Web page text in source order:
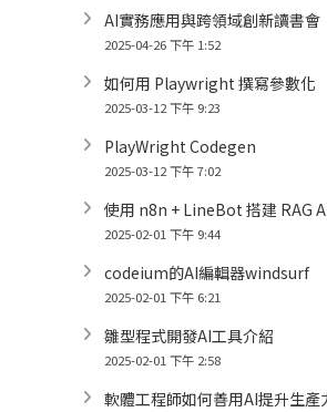
AI實務應用與跨領域創新讀書會
2025-04-26 下午 1:52
如何用 Playwright 撰寫參數化
2025-03-12 下午 9:23
PlayWright Codegen
2025-03-12 下午 7:02
使用 n8n + LineBot 搭建 RAG
2025-02-01 下午 9:44
codeium的AI編輯器windsurf
2025-02-01 下午 6:21
雛型程式開發AI工具介紹
2025-02-01 下午 2:58
軟體工程師如何善用AI提升生產